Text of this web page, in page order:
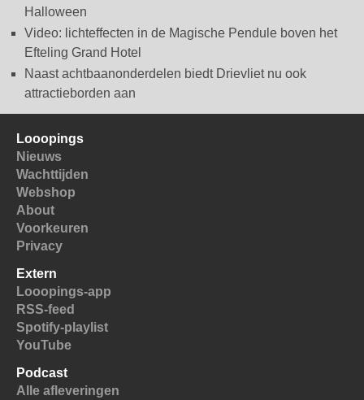
Halloween
Video: lichteffecten in de Magische Pendule boven het
Efteling Grand Hotel
Naast achtbaanonderdelen biedt Drievliet nu ook
attractieborden aan
Looopings
Nieuws
Wachttijden
Webshop
About
Voorkeuren
Privacy
Extern
Looopings-app
RSS-feed
Spotify-playlist
YouTube
Podcast
Alle afleveringen